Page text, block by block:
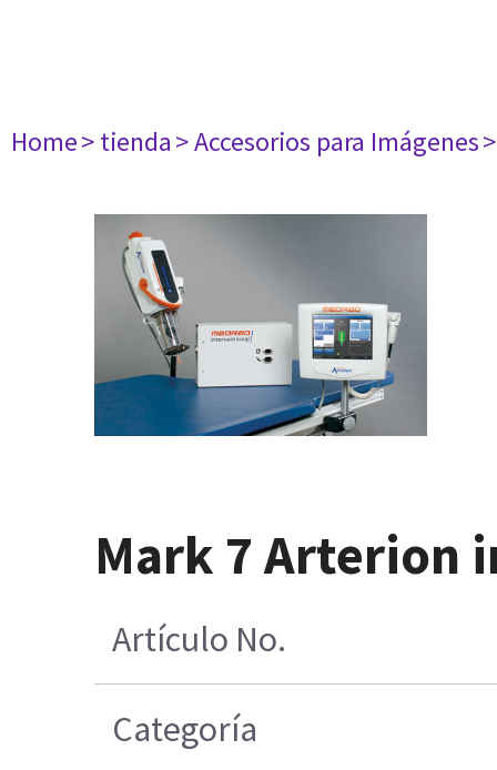
Home> tienda> Accesorios para Imágenes
Mark 7 Arterion
Artículo No.
Categoría